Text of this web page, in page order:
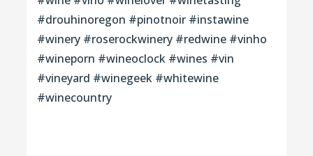
#drouhinoregon #pinotnoir #instawine
#winery #roserockwinery #redwine #vinho
#wineporn #wineoclock #wines #vin
#vineyard #winegeek #whitewine
#winecountry